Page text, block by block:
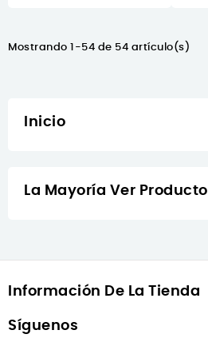
Mostrando 1-54 de 54 artículo(s)
Inicio
La Mayoría Ver Producto
Información De La Tienda
Síguenos